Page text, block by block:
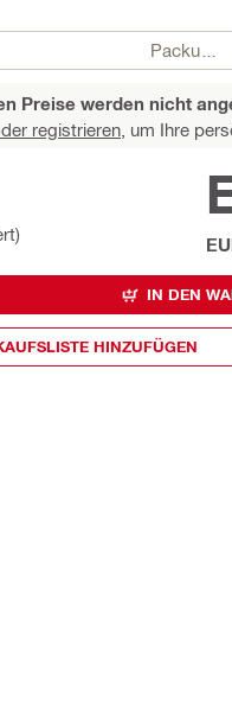
Preise werden nicht
registrieren, um Ihre
IN DEN
HINZUFÜGEN